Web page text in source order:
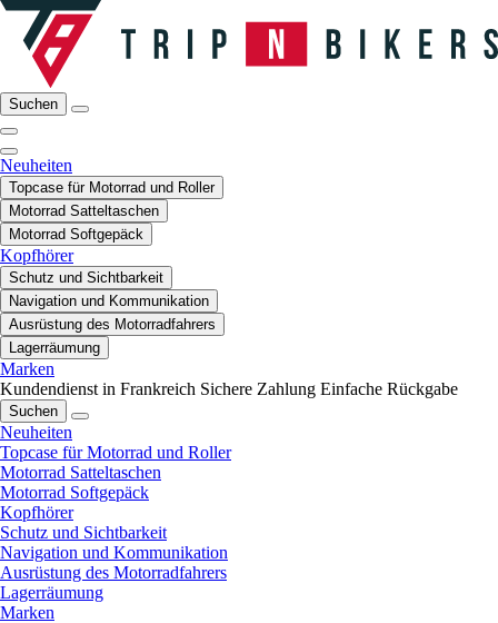
Suchen
Neuheiten
Topcase für Motorrad und Roller
Motorrad Satteltaschen
Motorrad Softgepäck
Kopfhörer
Schutz und Sichtbarkeit
Navigation und Kommunikation
Ausrüstung des Motorradfahrers
Lagerräumung
Marken
Kundendienst in Frankreich Sichere Zahlung Einfache Rückgabe
Suchen
Neuheiten
Topcase für Motorrad und Roller
Motorrad Satteltaschen
Motorrad Softgepäck
Kopfhörer
Schutz und Sichtbarkeit
Navigation und Kommunikation
Ausrüstung des Motorradfahrers
Lagerräumung
Marken